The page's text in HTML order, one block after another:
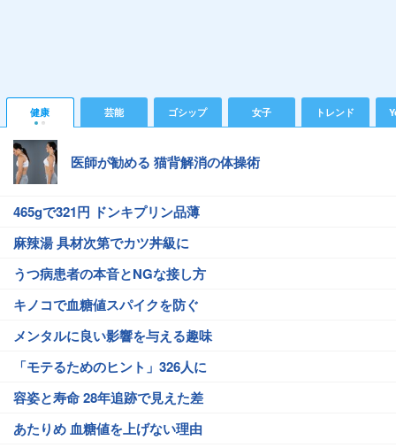
健康 芸能 ゴシップ 女子 トレンド
医師が勧める 猫背解消の体操術
465gで321円 ドンキプリン品薄
麻辣湯 具材次第でカツ丼級に
うつ病患者の本音とNGな接し方
キノコで血糖値スパイクを防ぐ
メンタルに良い影響を与える趣味
「モテるためのヒント」326人に
容姿と寿命 28年追跡で見えた差
あたりめ 血糖値を上げない理由